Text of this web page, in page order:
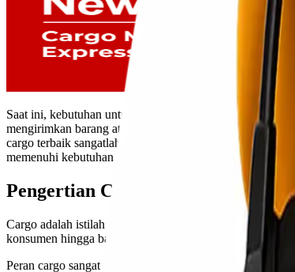
Saat ini, kebutuhan untuk pengiriman barang semakin
mengirimkan barang atau muatan lebih besar. Di sinilah
cargo terbaik sangatlah penting agar barang Anda
memenuhi kebutuhan pengiriman Anda dengan harga
Pengertian Cargo dan Perannya
Cargo adalah istilah yang digunakan untuk merujuk
konsumen hingga bahan mentah untuk industri.
Peran cargo sangat penting dalam distribusi barang.